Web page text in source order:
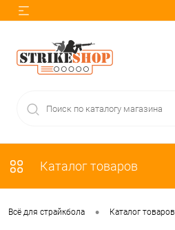
Каталог товаров
Всё для страйкбола • Каталог товаров